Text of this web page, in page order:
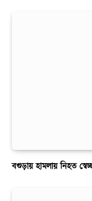
বগুড়ায় হামলায় নিহত